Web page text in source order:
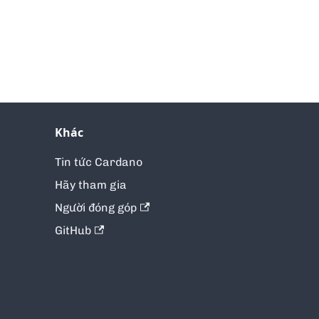
Khác
Tin tức Cardano
Hãy tham gia
Người đóng góp
GitHub